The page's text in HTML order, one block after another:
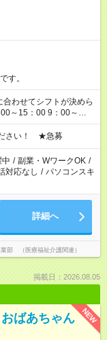
す。
～15：00 9：00～
せん ※法令に基づき、
、短時間・短期間の就
ださい！ ★急募
/ 副業・WワークOK /
対応なし / パソコンスキ
詳細へ
部 （医療福祉介護関連）
掲載日：2026.08.05
NEW
ばあちゃん